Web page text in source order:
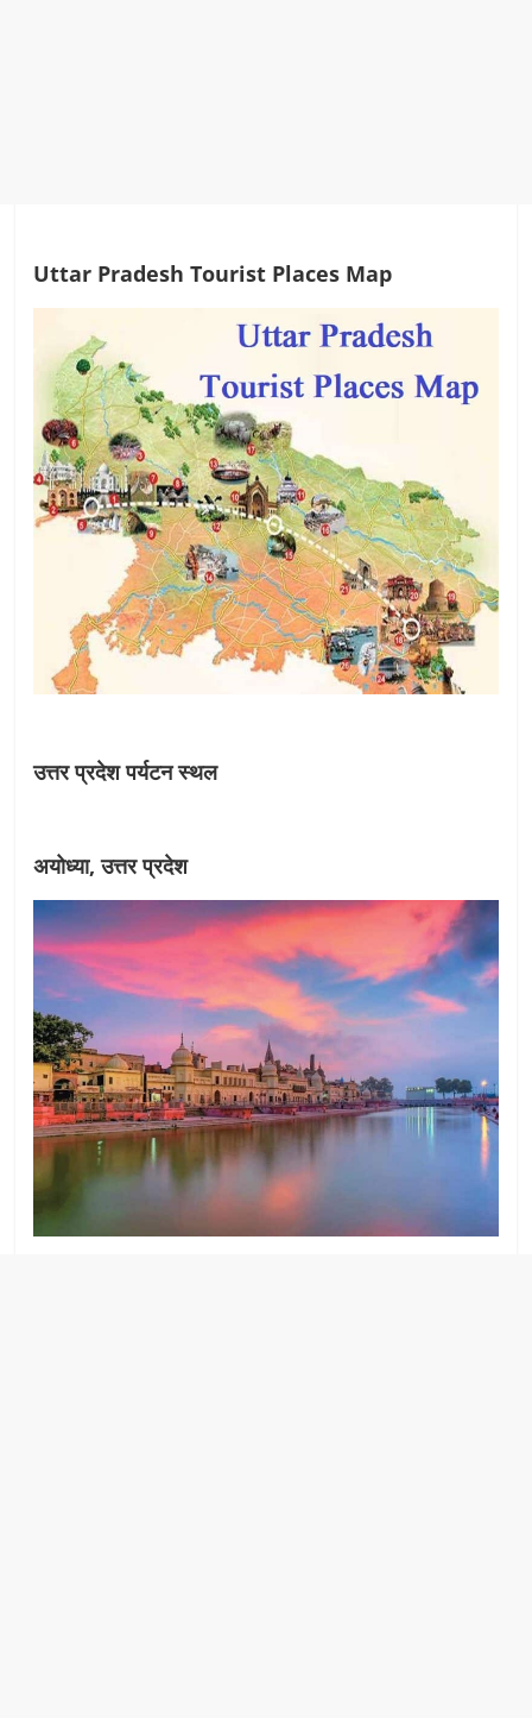
Uttar Pradesh Tourist Places Map
उत्तर प्रदेश पर्यटन स्थल
अयोध्या, उत्तर प्रदेश